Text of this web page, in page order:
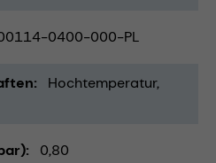
0400-000-PL
Hochtemperatur
0,80